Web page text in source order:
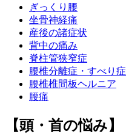
ぎっくり腰
坐骨神経痛
産後の諸症状
背中の痛み
脊柱管狭窄症
腰椎分離症・すべり症
腰椎椎間板ヘルニア
腰痛
【頭・首の悩み】